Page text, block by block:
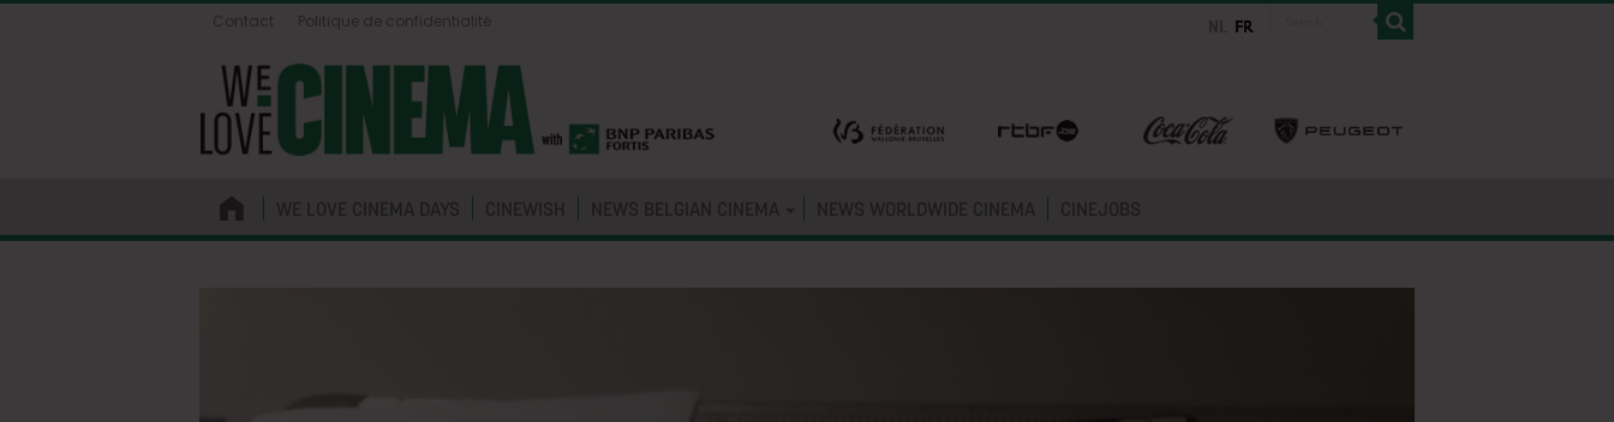
Contact Politique de confidentialité
WE LOVE CINEMA DAYS CINEWISH NEWS BELGIAN CINEMA NEWS WORLDWIDE CINEMA CINEJOBS